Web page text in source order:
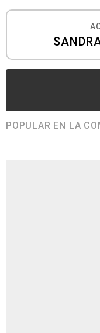
POPULAR EN LA